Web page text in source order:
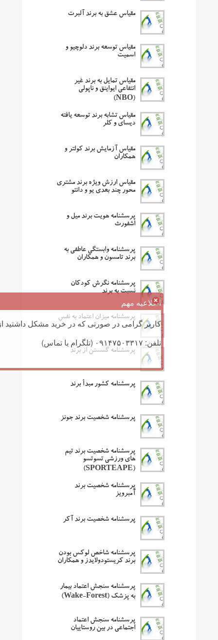
مقیاس عشق به برند آلبرت
مقیاس توسعه برند دلوچیو و
اسمیت
مقیاس تمایل به برند غیر
انتفاعی ایواینق و ناپولی
(NBO)
مقیاس تشابه برند توسعه یافته
دیسای و کلر
مقیاس آزمایش برند کولتر و
همکاران
مقیاس ارزش ویژه برند مشتری
محور چند بعدی یو و دانتو
پرسشنامه هویت برند میل و
اشفورث
پرسشنامه وابستگی عاطفی به
برند تامسون و همکاران
پرسشنامه نگرش کودکان
نسبت به برند
پرسشنامه میزان اعتماد به نفس
پرسشنامه گسستن از برند
پرسشنامه کشور مبدأ برند
پرسشنامه شخصیت برند جونز
پرسشنامه شخصیت برند تیم
های ورزشی تسوتسو
(SPORTEAPE)
پرسشنامه شخصیت برند
آمبرویز
پرسشنامه شخصیت برند آکر
پرسشنامه شاخص لوکس بودن
برند کریستودولایدز و همکاران
پرسشنامه سنجش اعتماد بیمار
به پزشک (Wake-Forest)
پرسشنامه سنجش اعتماد
اجتماعی در بین روستاییان
اطلاعیه مهم
کاربر گرامی در صورتی که در خرید مشکل داشتید
تلفن: ۰۹۱۴۷۵۰۳۳۱۷ (تلگرام یا تماس)